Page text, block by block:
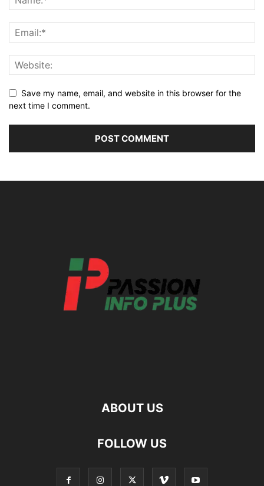
Save my name, email, and website in this browser for the
next time I comment.
ABOUT US
FOLLOW US